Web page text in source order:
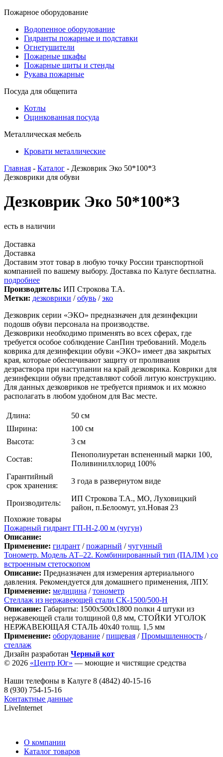
Пожарное оборудование
Водопенное оборудование
Гидранты пожарные и подставки
Огнетушители
Пожарные шкафы
Пожарные щиты и стенды
Рукава пожарные
Посуда для общепита
Котлы
Оцинкованная посуда
Металлическая мебель
Кровати металлические
Главная - Каталог - Дезковрик Эко 50*100*3
Дезковрики для обуви
Дезковрик Эко 50*100*3
есть в наличии
Доставка
Доставка
Доставим этот товар в любую точку России транспортной
компанией по вашему выбору. Доставка по Калуге бесплатна.
подробнее
Производитель: ИП Строкова Т.А.
Метки: дезковрики /обувь /эко
Дезковрик серии «ЭКО» предназначен для дезинфекции
подошв обуви персонала на производстве.
Дезковрики необходимо применять во всех сферах, где
требуется особое соблюдение СанПин требований. Модель
коврика для дезинфекции обуви «ЭКО» имеет два закрытых
края, которые обеспечивают защиту от проливания
дезраствора при наступании на край дезковрика. Коврики для
дезинфекции обуви представляют собой литую конструкцию.
Для данных дезковриков не требуется приямок и их можно
располагать в любом удобном для Вас месте.
Длина:
50 см
Ширина:
100 см
Высота:
3 см
Состав:
Пенополиуретан вспененный марки 100,
Поливинилхлорид 100%
Гарантийный
срок хранения:
3 года в развернутом виде
Производитель:
ИП Строкова Т.А., МО, Луховицкий
район, п.Белоомут, ул.Новая 23
Похожие товары
Пожарный гидрант ГП-Н-2,00 м (чугун)
Описание:
Применение: гидрант /пожарный /чугунный
Тонометр. Модель АТ–22. Комбинированный тип (ПАЛМ ) со
встроенным стетоскопом
Описание: Предназначен для измерения артериального
давления. Рекомендуется для домашнего применения, ЛПУ.
Применение: медицина /тонометр
Стеллаж из нержавеющей стали СК-1500/500-Н
Описание: Габариты: 1500х500х1800 полки 4 штуки из
нержавеющей стали толщиной 0,8 мм, СТОЙКИ УГОЛОК
НЕРЖАВЕЮЩАЯ СТАЛЬ 40х40 толщ. 1,5 мм
Применение: оборудование /пищевая /Промышленность /
стеллаж
Дизайн разработан Черный кот
© 2026 «Центр Юг» — моющие и чистящие средства
Наши телефоны в Калуге 8 (4842) 40-15-16
8 (930) 754-15-16
Контактные данные
LiveInternet
О компании
Каталог товаров